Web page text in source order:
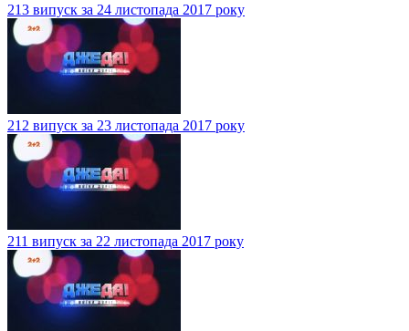
213 випуск за 24 листопада 2017 року
212 випуск за 23 листопада 2017 року
211 випуск за 22 листопада 2017 року